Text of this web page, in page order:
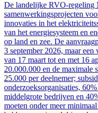
De landelijke RVO-regeling
samenwerkingsprojecten
innovaties in het
van het energiesysteem en
op land en zee. De
3 september 2026, maar
van 17 maart tot en met 16
20.000.000 en de maximale
25.000 per deelnemer;
onderzoeksorganisaties,
middelgrote bedrijven en
moeten onder meer